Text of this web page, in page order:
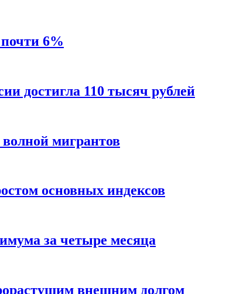
6%
достигла 110 тысяч рублей
мигрантов
основных индексов
за четыре месяца
внешним долгом